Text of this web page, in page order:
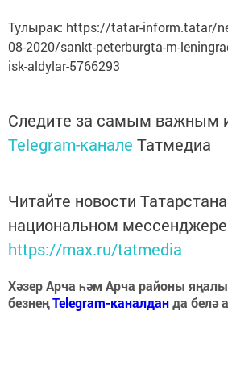
Тулырак: https://tatar-inform.tatar/
08-2020/sankt-peterburgta-m-
isk-aldylar-5766293
Следите за самым важным
Telegram-канале Татмедиа
Читайте новости
национальном
https://max.ru/tatmedia
Хәзер Арча һәм Арча районы
безнеңTelegram-каналданда белә